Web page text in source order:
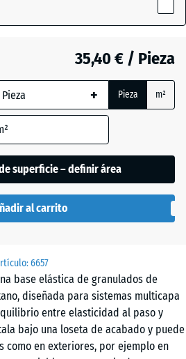
6657
base elástica de granulados de
diseñada para sistemas multicapa
entre elasticidad al paso y
bajo una loseta de acabado y puede
como en exteriores, por ejemplo en
35,40 € / Pieza
+ Pieza m²
superficie – definir área
al carrito